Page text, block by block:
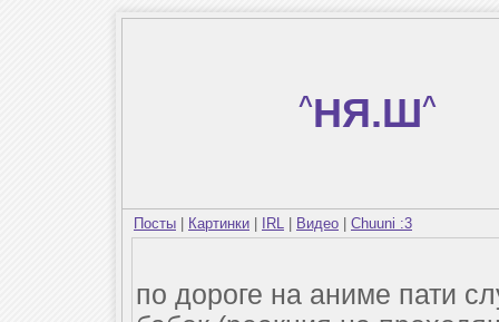
^НЯ.Ш^
Посты Картинки IRL Видео Chuuni :3
по дороге на аниме пати